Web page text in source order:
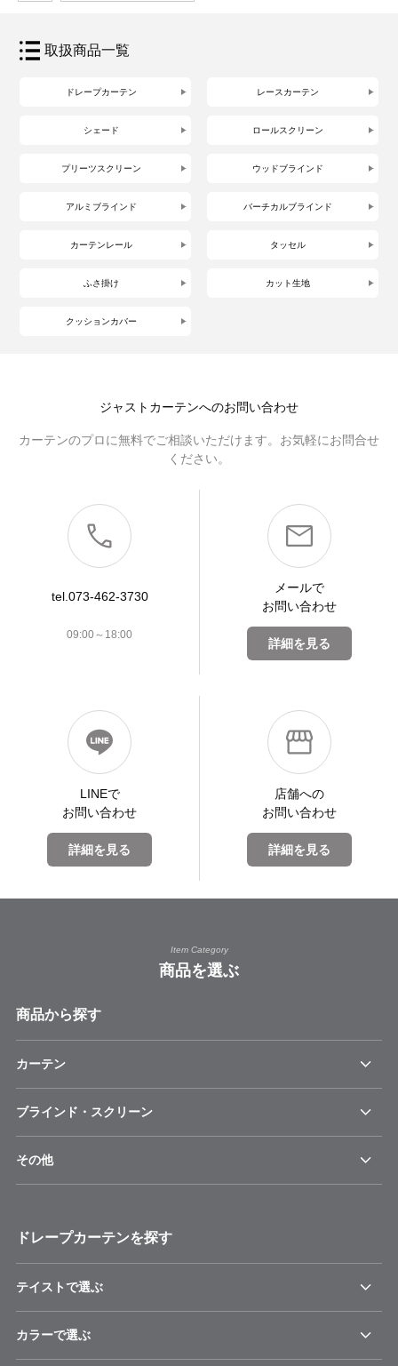
取扱商品一覧
ドレープカーテン レースカーテン
シェード ロールスクリーン
プリーツスクリーン ウッドブラインド
アルミブラインド バーチカルブラインド
カーテンレール タッセル
ふさ掛け カット生地
クッションカバー
ジャストカーテンへのお問い合わせ
カーテンのプロに無料でご相談いただけます。お気軽にお問合せ
ください。
tel.073-462-3730
09:00～18:00
メールで
お問い合わせ
詳細を見る
LINEで
お問い合わせ
詳細を見る
店舗への
お問い合わせ
詳細を見る
Item Category
商品を選ぶ
商品から探す
カーテン
ブラインド・スクリーン
その他
ドレープカーテンを探す
テイストで選ぶ
カラーで選ぶ